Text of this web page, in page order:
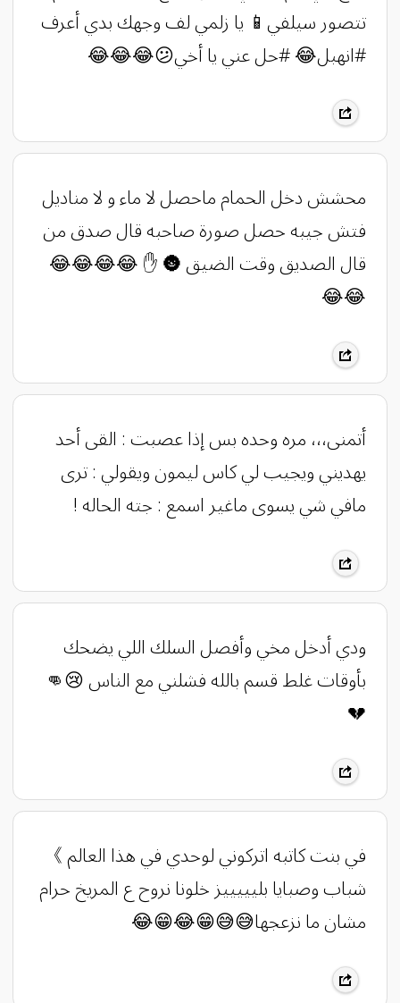
تتصور سيلفي📱 يا زلمي لف وجهك بدي أعرف
#انهبل😂 #حل عني يا أخي😕😂😂😂
محشش دخل الحمام ماحصل ﻻ ماء و ﻻ مناديل
فتش جيبه حصل صورة صاحبه قال صدق من
قال الصديق وقت الضيق 🌚 ✋ 😂😂😂😂
😂😂
‏أتمنى،،، مره وحده بس إذا عصبت : القى أحد
يهديني ويجيب لي كاس ليمون ويقولي : ترى
مافي شي يسوى ماغير اسمع : جته الحاله !
ودي أدخل مخي وأفصل السلك اللي يضحك
بأوقات غلط قسم بالله فشلني مع الناس 😢👊
💔
في بنت كاتبه اتركوني لوحدي في هذا العالم 》
شباب وصبايا بليييييز خلونا نروح ع المريخ حرام
مشان ما نزعجها😅😅😁😂😁😂